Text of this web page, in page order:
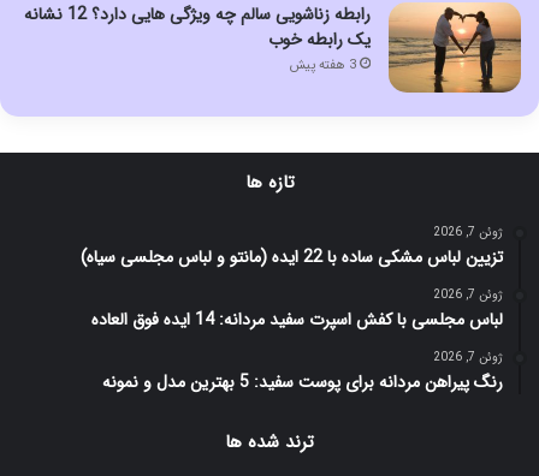
رابطه زناشویی سالم چه ویژگی هایی دارد؟ 12 نشانه
یک رابطه خوب
3 هفته پیش
تازه ها
ژوئن 7, 2026
تزیین لباس مشکی ساده با 22 ایده (مانتو و لباس مجلسی سیاه)
ژوئن 7, 2026
لباس مجلسی با کفش اسپرت سفید مردانه: 14 ایده فوق العاده
ژوئن 7, 2026
رنگ پیراهن مردانه برای پوست سفید: 5 بهترین مدل و نمونه
ترند شده ها